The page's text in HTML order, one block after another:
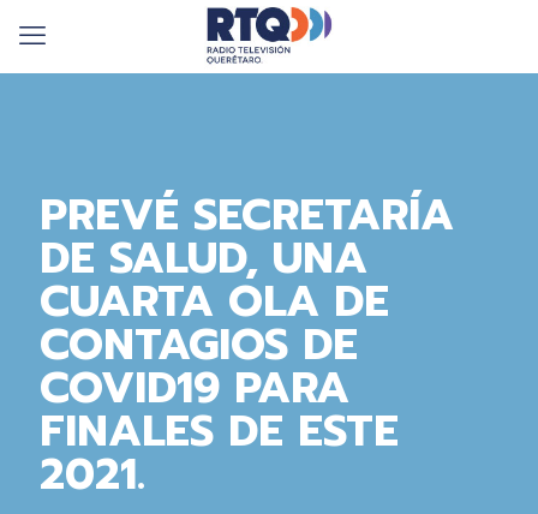
PREVÉ SECRETARÍA
DE SALUD, UNA
CUARTA OLA DE
CONTAGIOS DE
COVID19 PARA
FINALES DE ESTE
2021.